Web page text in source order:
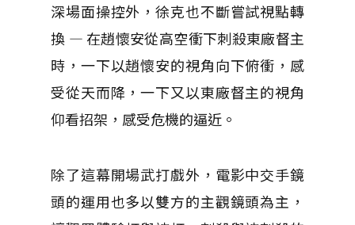
深場面操控外，徐克也不斷嘗試視點轉
換 — 在趙懷安從高空衝下刺殺東廠督主
時，一下以趙懷安的視角向下俯衝，感
受從天而降，一下又以東廠督主的視角
仰看招架，感受危機的逼近。
除了這幕開場武打戲外，電影中交手鏡
頭的運用也多以雙方的主觀鏡頭為主，